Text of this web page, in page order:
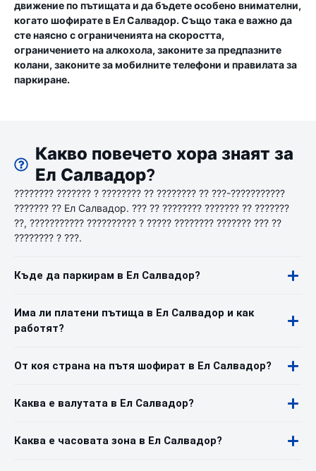
движение по пътищата и да бъдете особено внимателни,
когато шофирате в Ел Салвадор. Също така е важно да
сте наясно с ограниченията на скоростта,
ограничението на алкохола, законите за предпазните
колани, законите за мобилните телефони и правилата за
паркиране.
Какво повечето хора знаят за
Ел Салвадор?
???????? ??????? ? ???????? ?? ???????? ?? ???-???????????
??????? ?? Ел Салвадор. ??? ?? ???????? ??????? ?? ???????
??, ??????????? ?????????? ? ????? ???????? ??????? ??? ??
???????? ? ???.
Къде да паркирам в Ел Салвадор?
Има ли платени пътища в Ел Салвадор и как
работят?
От коя страна на пътя шофират в Ел Салвадор?
Каква е валутата в Ел Салвадор?
Каква е часовата зона в Ел Салвадор?